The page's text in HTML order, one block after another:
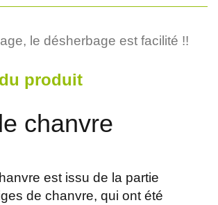
le désherbage est facilité !!
produit
chanvre
est issu de la partie
de chanvre, qui ont été